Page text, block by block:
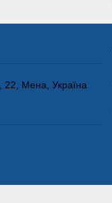
22, Мена, Україна